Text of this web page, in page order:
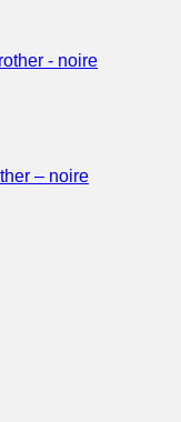
– noire